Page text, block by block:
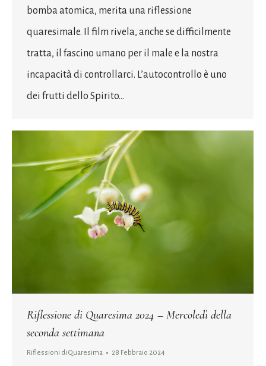
bomba atomica, merita una riflessione
quaresimale. Il film rivela, anche se difficilmente
tratta, il fascino umano per il male e la nostra
incapacità di controllarci. L’autocontrollo è uno
dei frutti dello Spirito…
Riflessione di Quaresima 2024 – Mercoledì della
seconda settimana
Riflessioni di Quaresima 28 Febbraio 2024